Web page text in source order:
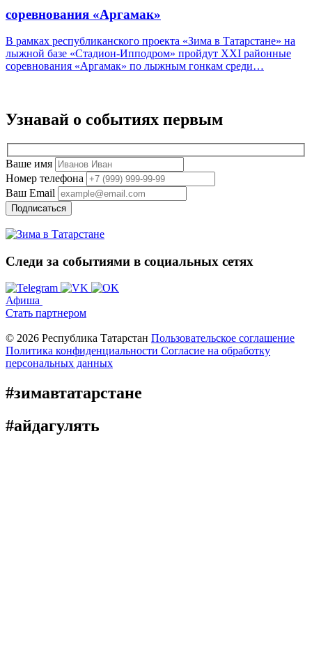
соревнования «Аргамак»
В рамках республиканского проекта «Зима в Татарстане» на
лыжной базе «Стадион-Ипподром» пройдут XXI районные
соревнования «Аргамак» по лыжным гонкам среди…
Узнавай о событиях первым
Ваше имя
Номер телефона
Ваш Email
Подписаться
Следи за событиями в социальных сетях
Афиша
Стать партнером
© 2026 Республика Татарстан Пользовательское соглашение
Политика конфиденциальности Cогласие на обработку
персональных данных
#зимавтатарстане
#айдагулять